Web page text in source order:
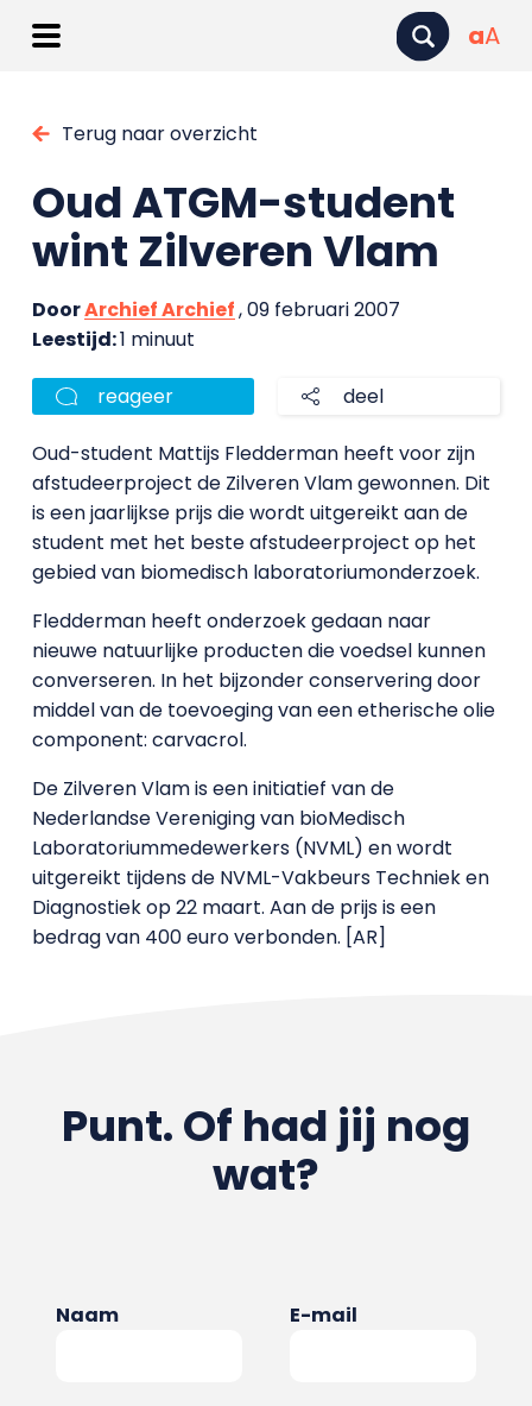
aA
Terug naar overzicht
Oud ATGM-student
wint Zilveren Vlam
DoorArchief Archief, 09 februari 2007
Leestijd:1 minuut
reageer deel
Oud-student Mattijs Fledderman heeft voor zijn
afstudeerproject de Zilveren Vlam gewonnen. Dit
is een jaarlijkse prijs die wordt uitgereikt aan de
student met het beste afstudeerproject op het
gebied van biomedisch laboratoriumonderzoek.
Fledderman heeft onderzoek gedaan naar
nieuwe natuurlijke producten die voedsel kunnen
converseren. In het bijzonder conservering door
middel van de toevoeging van een etherische olie
component: carvacrol.
De Zilveren Vlam is een initiatief van de
Nederlandse Vereniging van bioMedisch
Laboratoriummedewerkers (NVML) en wordt
uitgereikt tijdens de NVML-Vakbeurs Techniek en
Diagnostiek op 22 maart. Aan de prijs is een
bedrag van 400 euro verbonden. [AR]
Punt. Of had jij nog
wat?
Naam E-mail